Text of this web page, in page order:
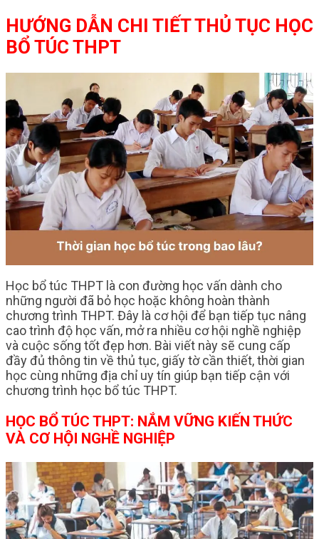
HƯỚNG DẪN CHI TIẾT THỦ TỤC HỌC
BỔ TÚC THPT
Học bổ túc THPT là con đường học vấn dành cho
những người đã bỏ học hoặc không hoàn thành
chương trình THPT. Đây là cơ hội để bạn tiếp tục nâng
cao trình độ học vấn, mở ra nhiều cơ hội nghề nghiệp
và cuộc sống tốt đẹp hơn. Bài viết này sẽ cung cấp
đầy đủ thông tin về thủ tục, giấy tờ cần thiết, thời gian
học cùng những địa chỉ uy tín giúp bạn tiếp cận với
chương trình học bổ túc THPT.
HỌC BỔ TÚC THPT: NẮM VỮNG KIẾN THỨC
VÀ CƠ HỘI NGHỀ NGHIỆP